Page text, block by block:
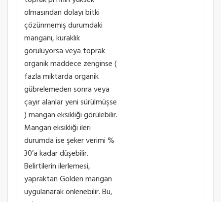
olmasından dolayı bitki
çözünmemiş durumdaki
manganı, kuraklık
görülüyorsa veya toprak
organik maddece zenginse (
fazla miktarda organik
gübrelemeden sonra veya
çayır alanlar yeni sürülmüşse
) mangan eksikliği görülebilir.
Mangan eksikliği ileri
durumda ise şeker verimi %
30’a kadar düşebilir.
Belirtilerin ilerlemesi,
yapraktan Golden mangan
uygulanarak önlenebilir. Bu,